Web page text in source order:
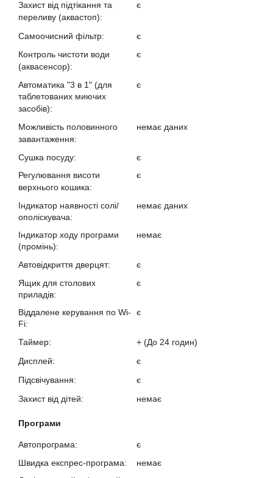
Захист від підтікання та
переливу (аквастоп):
є
Самоочисний фільтр:
є
Контроль чистоти води
(аквасенсор):
є
Автоматика "3 в 1" (для
таблетованих миючих
засобів):
є
Можливість половинного
завантаження:
немає даних
Сушка посуду:
є
Регулювання висоти
верхнього кошика:
є
Індикатор наявності солі/
ополіскувача:
немає даних
Індикатор ходу програми
(промінь):
немає
Автовідкриття дверцят:
є
Ящик для столових
приладів:
є
Віддалене керування по Wi-
Fi:
є
Таймер:
+ (До 24 годин)
Дисплей:
є
Підсвічування:
є
Захист від дітей:
немає
Програми
Автопрограма:
є
Швидка експрес-програма:
немає